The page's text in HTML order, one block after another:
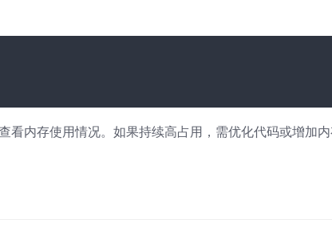
内存使用情况。如果持续高占用，需优化代码或增加